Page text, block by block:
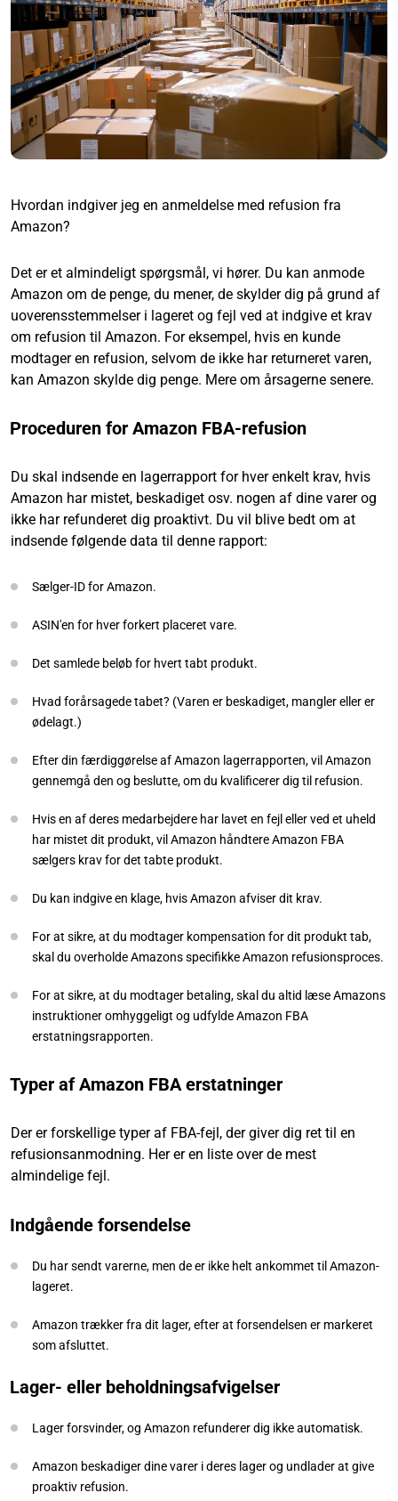
Hvordan indgiver jeg en anmeldelse med refusion fra
Amazon?
Det er et almindeligt spørgsmål, vi hører. Du kan anmode
Amazon om de penge, du mener, de skylder dig på grund af
uoverensstemmelser i lageret og fejl ved at indgive et krav
om refusion til Amazon. For eksempel, hvis en kunde
modtager en refusion, selvom de ikke har returneret varen,
kan Amazon skylde dig penge. Mere om årsagerne senere.
Proceduren for Amazon FBA-refusion
Du skal indsende en lagerrapport for hver enkelt krav, hvis
Amazon har mistet, beskadiget osv. nogen af dine varer og
ikke har refunderet dig proaktivt. Du vil blive bedt om at
indsende følgende data til denne rapport:
Sælger-ID for Amazon.
ASIN'en for hver forkert placeret vare.
Det samlede beløb for hvert tabt produkt.
Hvad forårsagede tabet? (Varen er beskadiget, mangler eller er
ødelagt.)
Efter din færdiggørelse af Amazon lagerrapporten, vil Amazon
gennemgå den og beslutte, om du kvalificerer dig til refusion.
Hvis en af deres medarbejdere har lavet en fejl eller ved et uheld
har mistet dit produkt, vil Amazon håndtere Amazon FBA
sælgers krav for det tabte produkt.
Du kan indgive en klage, hvis Amazon afviser dit krav.
For at sikre, at du modtager kompensation for dit produkt tab,
skal du overholde Amazons specifikke Amazon refusionsproces.
For at sikre, at du modtager betaling, skal du altid læse Amazons
instruktioner omhyggeligt og udfylde Amazon FBA
erstatningsrapporten.
Typer af Amazon FBA erstatninger
Der er forskellige typer af FBA-fejl, der giver dig ret til en
refusionsanmodning. Her er en liste over de mest
almindelige fejl.
Indgående forsendelse
Du har sendt varerne, men de er ikke helt ankommet til Amazon-
lageret.
Amazon trækker fra dit lager, efter at forsendelsen er markeret
som afsluttet.
Lager- eller beholdningsafvigelser
Lager forsvinder, og Amazon refunderer dig ikke automatisk.
Amazon beskadiger dine varer i deres lager og undlader at give
proaktiv refusion.